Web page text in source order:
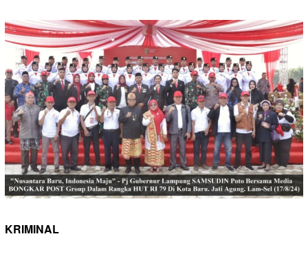
KRIMINAL